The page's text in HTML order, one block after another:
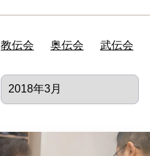
教伝会 奥伝会 武伝会